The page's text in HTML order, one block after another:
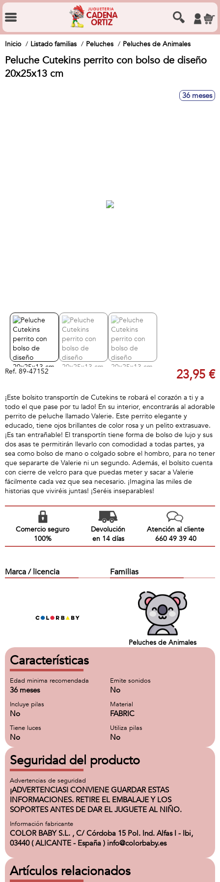
Inicio Listado familias Peluches Peluches de Animales
Peluche Cutekins perrito con bolso de diseño
20x25x13 cm
36 meses
Ref. 89-47152 23,95 €
¡Este bolsito transportín de Cutekins te robará el corazón a ti y a
todo el que pase por tu lado! En su interior, encontrarás al adorable
perrito de peluche llamado Valerie. Este perrito elegante y
educado, tiene ojos brillantes de color rosa y un pelito extrasuave.
¡Es tan entrañable! El transportín tiene forma de bolso de lujo y sus
dos asas te permitirán llevarlo con comodidad a todas partes, ya
sea como bolso de mano o colgado sobre el hombro, para no tener
que separarte de Valerie ni un segundo. Además, el bolsito cuenta
con cierre de velcro para que puedas meter y sacar a Valerie
fácilmente cada vez que sea necesario. ¡Imagina las miles de
historias que viviréis juntas! ¡Seréis inseparables!
Comercio seguro
100%
Devolución
en 14 días
Atención al cliente
660 49 39 40
Marca / licencia Familias
Peluches de Animales
Características
Edad minima recomendada
36 meses
Emite sonidos
No
Incluye pilas
No
Material
FABRIC
Tiene luces
No
Utiliza pilas
No
Seguridad del producto
Advertencias de seguridad
¡ADVERTENCIAS! CONVIENE GUARDAR ESTAS
INFORMACIONES. RETIRE EL EMBALAJE Y LOS
SOPORTES ANTES DE DAR EL JUGUETE AL NIÑO.
Información fabricante
COLOR BABY S.L. , C/ Córdoba 15 Pol. Ind. Alfas I - Ibi,
03440 ( ALICANTE - España ) info@colorbaby.es
Artículos relacionados